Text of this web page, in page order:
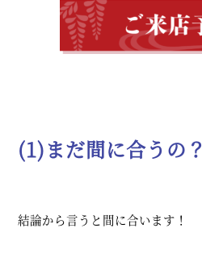
(1)まだ間に合うの？
結論から言うと間に合います！